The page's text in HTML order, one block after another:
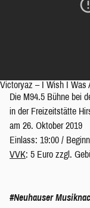
Victoryaz – I Wish I Was
Die M94.5 Bühne bei
in der Freizeitstätte
am 26. Oktober 2019
Einlass: 19:00 /
VVK: 5 Euro zzgl.
#Neuhauser